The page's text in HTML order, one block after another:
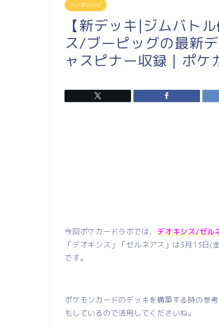
デッキレシピ
【新デッキ|ジムバト
ス/ブーピッグの最新
ャスピナー収録｜ポケ
今回ポケカードラボでは、デオキシス/ゼル
「デオキシス」「ゼルネアス」は3月13日
です。
ポケモンカードのデッキを構築する時の参
もしているので活用してくださいね。